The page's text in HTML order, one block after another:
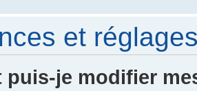
et
puis-je modifier